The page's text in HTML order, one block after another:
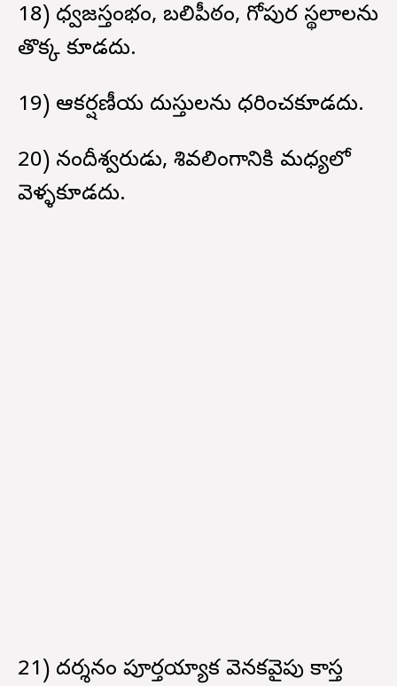
18) ధ్వజస్తంభం, బలిపీఠం, గోపుర స్థలాలను
తొక్క కూడదు.
19) ఆకర్షణీయ దుస్తులను ధరించకూడదు.
20) నందీశ్వరుడు, శివలింగానికి మధ్యలో
వెళ్ళకూడదు.
21) దర్శనం పూర్తయ్యాక వెనకవైపు కాస్త